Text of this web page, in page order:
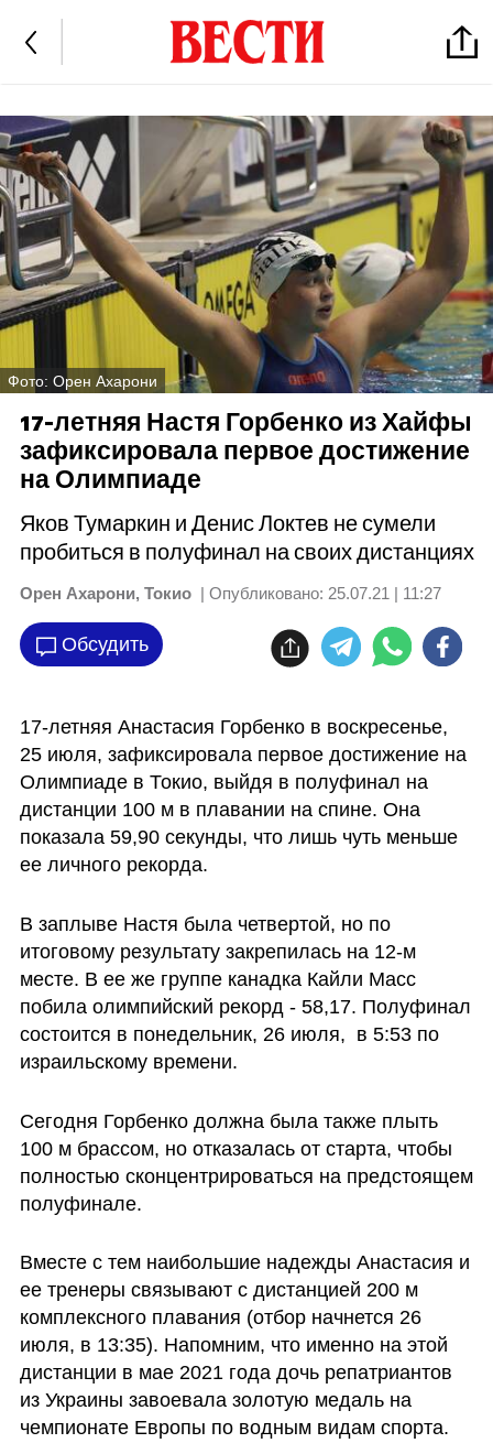
Фото: Орен Ахарони
17-летняя Настя Горбенко из Хайфы
зафиксировала первое достижение
на Олимпиаде
Яков Тумаркин и Денис Локтев не сумели
пробиться в полуфинал на своих дистанциях
Орен Ахарони, Токио | Опубликовано: 25.07.21 | 11:27
Обсудить
17-летняя Анастасия Горбенко в воскресенье,
25 июля, зафиксировала первое достижение на
Олимпиаде в Токио, выйдя в полуфинал на
дистанции 100 м в плавании на спине. Она
показала 59,90 секунды, что лишь чуть меньше
ее личного рекорда.
В заплыве Настя была четвертой, но по
итоговому результату закрепилась на 12-м
месте. В ее же группе канадка Кайли Масс
побила олимпийский рекорд - 58,17. Полуфинал
состоится в понедельник, 26 июля,  в 5:53 по
израильскому времени.
Сегодня Горбенко должна была также плыть
100 м брассом, но отказалась от старта, чтобы
полностью сконцентрироваться на предстоящем
полуфинале.
Вместе с тем наибольшие надежды Анастасия и
ее тренеры связывают с дистанцией 200 м
комплексного плавания (отбор начнется 26
июля, в 13:35). Напомним, что именно на этой
дистанции в мае 2021 года дочь репатриантов
из Украины завоевала золотую медаль на
чемпионате Европы по водным видам спорта.